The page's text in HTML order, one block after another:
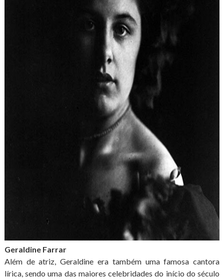
Geraldine Farrar
Além de atriz, Geraldine era também uma famosa cantora
lírica, sendo uma das maiores celebridades do início do século